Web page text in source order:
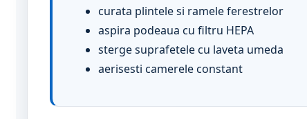
curata plintele si ramele ferestrelor
aspira podeaua cu filtru HEPA
sterge suprafetele cu laveta umeda
aerisesti camerele constant